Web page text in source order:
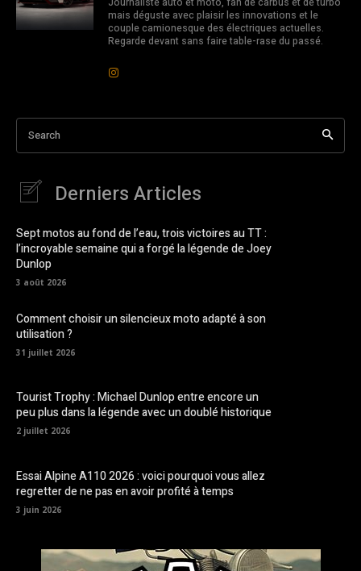
mais déguste avec plaisir les innovations et le
couple camionesque des électriques actuelles.
Regarde devant sans faire table-rase du passé.
Search
Derniers Articles
Sept motos au fond de l’eau, trois victoires au TT :
l’incroyable semaine qui a forgé la légende de Joey
Dunlop
3 août 2026
Comment choisir un silencieux moto adapté à son
utilisation ?
31 juillet 2026
Tourist Trophy : Michael Dunlop entre encore un
peu plus dans la légende avec un doublé historique
2 juillet 2026
Essai Alpine A110 2026 : voici pourquoi vous allez
regretter de ne pas en avoir profité à temps
3 juin 2026